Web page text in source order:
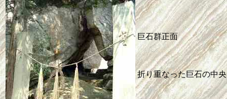
巨石群正面
折り重なった巨石の中